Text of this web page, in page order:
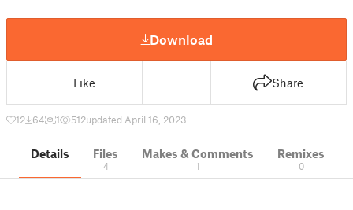
Download
Like Share
12 64 1 512updated April 16, 2023
Details Files
4
Makes & Comments
1
Remixes
0